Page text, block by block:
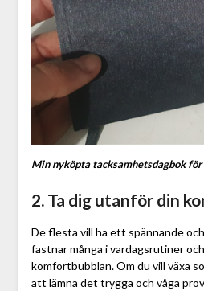
Min nyköpta tacksamhetsdagbok
2. Ta dig utanför din
De flesta vill ha ett spännande
fastnar många i vardagsrutiner
komfortbubblan. Om du vill växa
att lämna det trygga och våga